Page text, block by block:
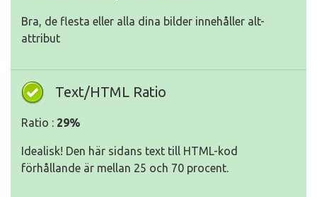
Bra, de flesta eller alla dina bilder innehåller alt-
attribut
Text/HTML Ratio
Ratio : 29%
Idealisk! Den här sidans text till HTML-kod
förhållande är mellan 25 och 70 procent.